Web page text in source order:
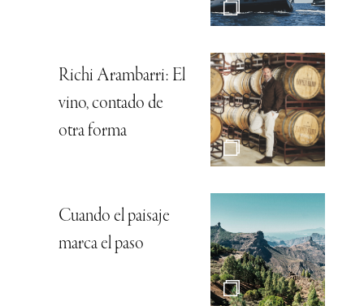
Richi Arambarri: El
vino, contado de
otra forma
Cuando el paisaje
marca el paso